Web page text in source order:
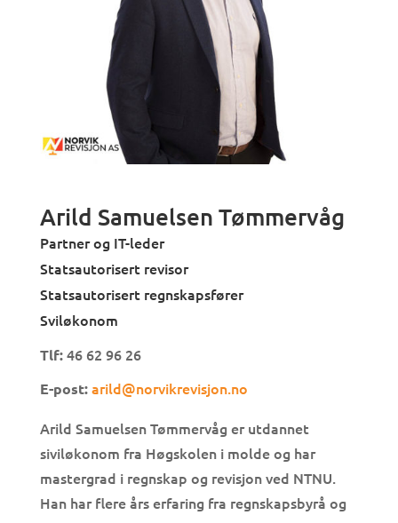
Arild Samuelsen Tømmervåg
Partner og IT-leder
Statsautorisert revisor
Statsautorisert regnskapsfører
Sviløkonom
Tlf:46 62 96 26
E-post: arild@norvikrevisjon.no
Arild Samuelsen Tømmervåg er utdannet
siviløkonom fra Høgskolen i molde og har
mastergrad i regnskap og revisjon ved NTNU.
Han har flere års erfaring fra regnskapsbyrå og